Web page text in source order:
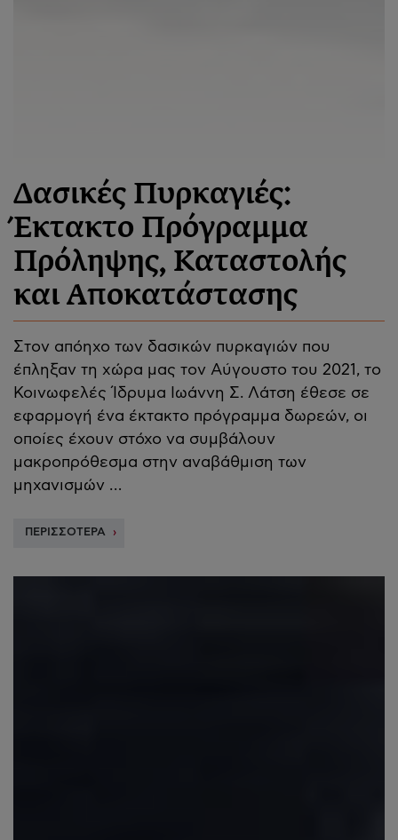
Δασικές Πυρκαγιές:
Έκτακτο Πρόγραμμα
Πρόληψης, Καταστολής
και Αποκατάστασης
Στον απόηχο των δασικών πυρκαγιών που
έπληξαν τη χώρα μας τον Αύγουστο του 2021, το
Κοινωφελές Ίδρυμα Ιωάννη Σ. Λάτση έθεσε σε
εφαρμογή ένα έκτακτο πρόγραμμα δωρεών, οι
οποίες έχουν στόχο να συμβάλουν
μακροπρόθεσμα στην αναβάθμιση των
μηχανισμών …
ΠΕΡΙΣΣΟΤΕΡΑ